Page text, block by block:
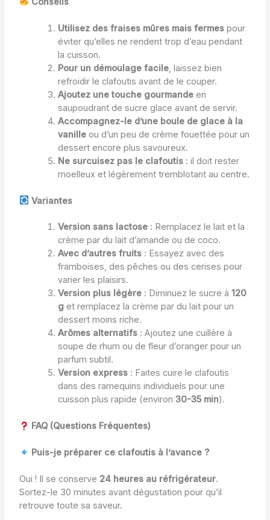
Utilisez des fraises mûres mais fermespour
éviter qu’elles ne rendent trop d’eau pendant
la cuisson.
Pour un démoulage facile, laissez bien
refroidir le clafoutis avant de le couper.
Ajoutez une touche gourmandeen
saupoudrant de sucre glace avant de servir.
Accompagnez-le d’une boule de glace à la
vanilleou d’un peu de crème fouettée pour un
dessert encore plus savoureux.
Ne surcuisez pas le clafoutis: il doit rester
moelleux et légèrement tremblotant au centre.
Variantes
Version sans lactose: Remplacez le lait et la
crème par du lait d’amande ou de coco.
Avec d’autres fruits: Essayez avec des
framboises, des pêches ou des cerises pour
varier les plaisirs.
Version plus légère: Diminuez le sucre à 120
get remplacez la crème par du lait pour un
dessert moins riche.
Arômes alternatifs: Ajoutez une cuillère à
soupe de rhum ou de fleur d’oranger pour un
parfum subtil.
Version express: Faites cuire le clafoutis
dans des ramequins individuels pour une
cuisson plus rapide (environ 30-35 min).
FAQ (Questions Fréquentes)
Puis-je préparer ce clafoutis à l’avance ?
Oui ! Il se conserve 24 heures au réfrigérateur.
Sortez-le 30 minutes avant dégustation pour qu’il
retrouve toute sa saveur.